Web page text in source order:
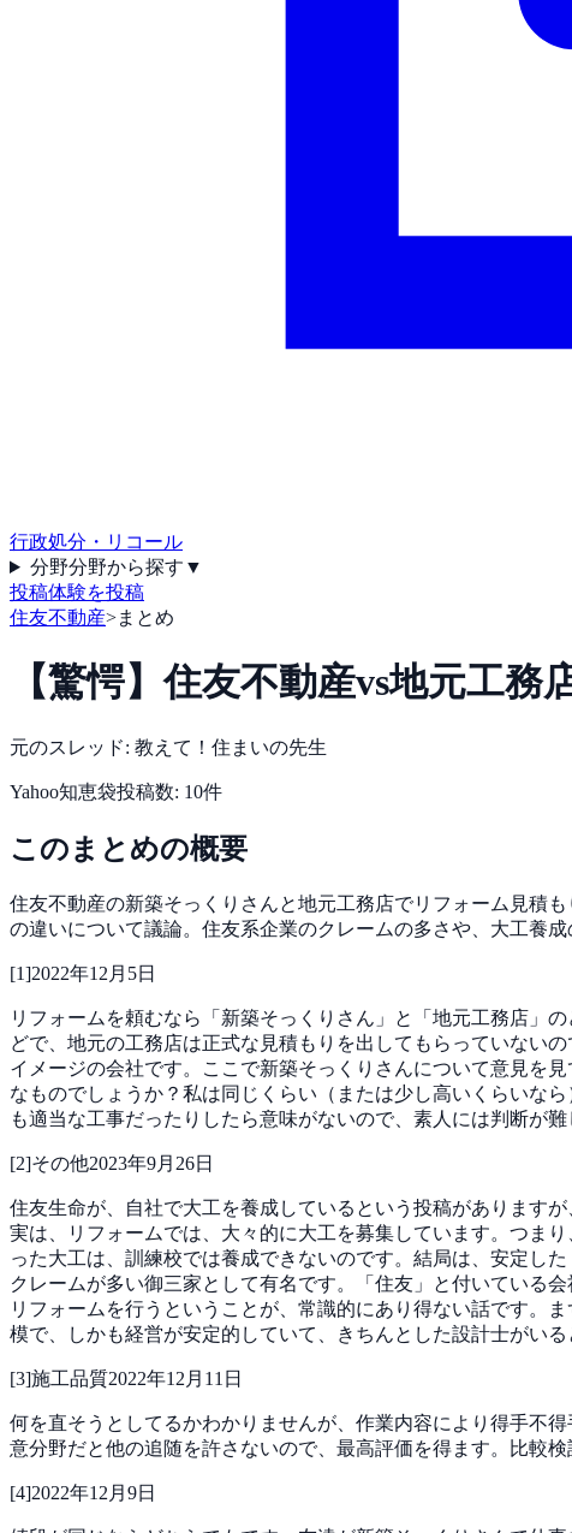
行政処分・リコール
分野分野から探す ▼
投稿体験を投稿
住友不動産>まとめ
【驚愕】住友不動産vs地元工
元のスレッド: 教えて！住まいの先生
Yahoo知恵袋投稿数: 10件
このまとめの概要
住友不動産の新築そっくりさんと地元工務店でリフォーム見積
の違いについて議論。住友系企業のクレームの多さや、大工養成
[1]2022年12月5日
リフォームを頼むなら「新築そっくりさん」と「地元工務店」
どで、地元の工務店は正式な見積もりを出してもらっていない
イメージの会社です。ここで新築そっくりさんについて意見を
なものでしょうか？私は同じくらい（または少し高いくらいな
も適当な工事だったりしたら意味がないので、素人には判断が
[2]その他2023年9月26日
住友生命が、自社で大工を養成しているという投稿があります
実は、リフォームでは、大々的に大工を募集しています。つま
った大工は、訓練校では養成できないのです。結局は、安定し
クレームが多い御三家として有名です。「住友」と付いている
リフォームを行うということが、常識的にあり得ない話です。
模で、しかも経営が安定的していて、きちんとした設計士がいる
[3]施工品質2022年12月11日
何を直そうとしてるかわかりませんが、作業内容により得手不
意分野だと他の追随を許さないので、最高評価を得ます。比較
[4]2022年12月9日